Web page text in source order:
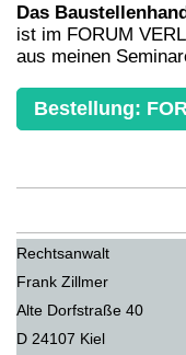
Das
ist im FORUM
aus meinen
Bestellung:
Rechtsanwalt
Frank Zillmer
Alte Dorfstraße 40
D 24107 Kiel